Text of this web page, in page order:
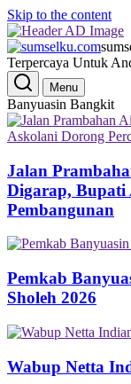
Skip to the content
Terpercaya Untuk
Menu
Banyuasin Bangkit
Jalan
Digarap, Bupati
Pembangunan
Pemkab
Sholeh 2026
Wabup Netta